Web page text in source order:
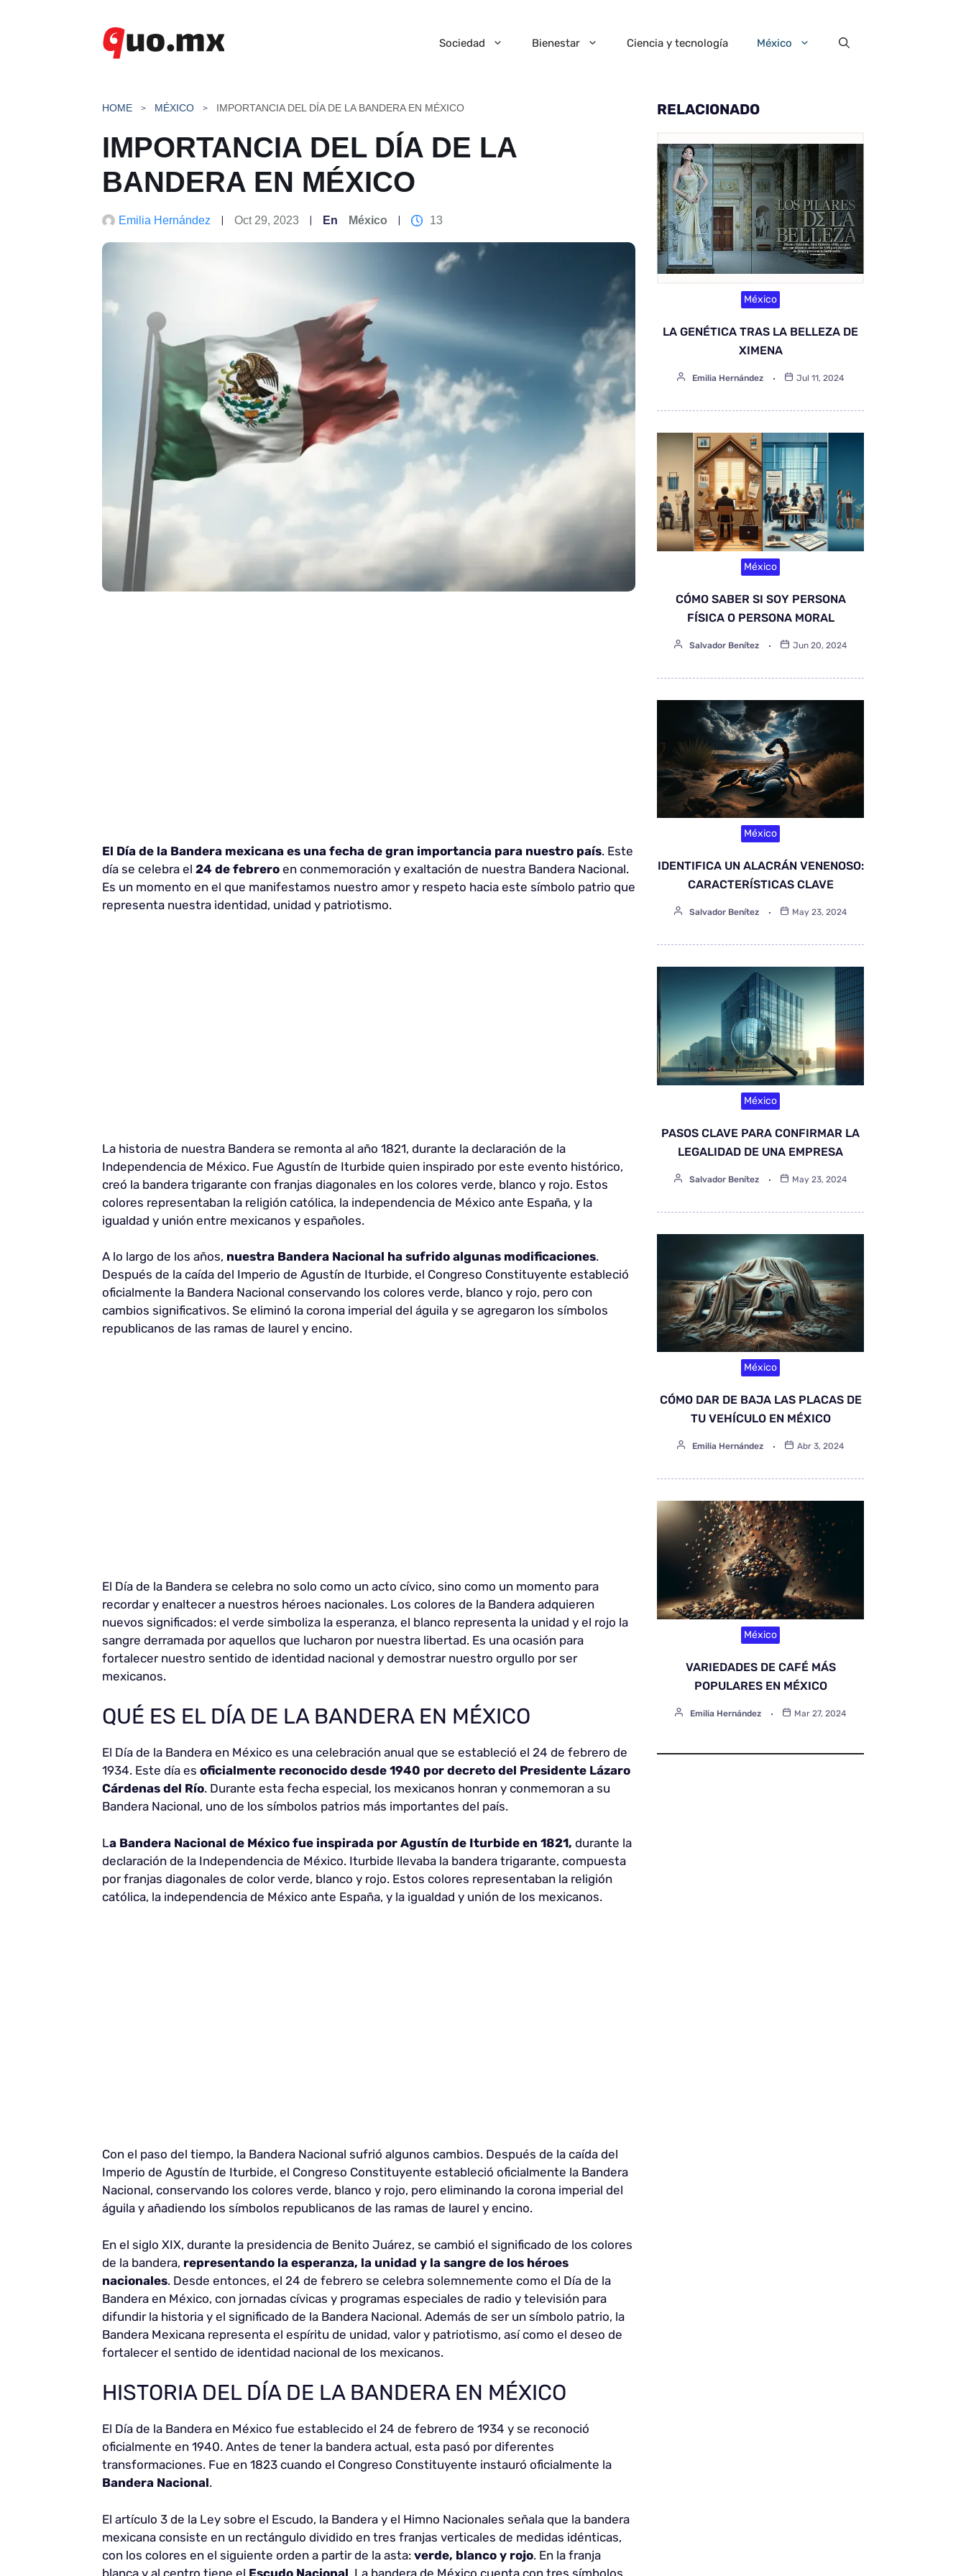
Sociedad Bienestar Ciencia y tecnología México
HOME MÉXICO IMPORTANCIA DEL DÍA DE LA BANDERA EN MÉXICO
IMPORTANCIA DEL DÍA DE LA
BANDERA EN MÉXICO
Emilia Hernández Oct 29, 2023 En México 13
El Día de la Bandera mexicana es una fecha de gran importancia para nuestro país. Este
día se celebra el 24 de febrero en conmemoración y exaltación de nuestra Bandera Nacional.
Es un momento en el que manifestamos nuestro amor y respeto hacia este símbolo patrio que
representa nuestra identidad, unidad y patriotismo.
La historia de nuestra Bandera se remonta al año 1821, durante la declaración de la
Independencia de México. Fue Agustín de Iturbide quien inspirado por este evento histórico,
creó la bandera trigarante con franjas diagonales en los colores verde, blanco y rojo. Estos
colores representaban la religión católica, la independencia de México ante España, y la
igualdad y unión entre mexicanos y españoles.
A lo largo de los años, nuestra Bandera Nacional ha sufrido algunas modificaciones.
Después de la caída del Imperio de Agustín de Iturbide, el Congreso Constituyente estableció
oficialmente la Bandera Nacional conservando los colores verde, blanco y rojo, pero con
cambios significativos. Se eliminó la corona imperial del águila y se agregaron los símbolos
republicanos de las ramas de laurel y encino.
El Día de la Bandera se celebra no solo como un acto cívico, sino como un momento para
recordar y enaltecer a nuestros héroes nacionales. Los colores de la Bandera adquieren
nuevos significados: el verde simboliza la esperanza, el blanco representa la unidad y el rojo la
sangre derramada por aquellos que lucharon por nuestra libertad. Es una ocasión para
fortalecer nuestro sentido de identidad nacional y demostrar nuestro orgullo por ser
mexicanos.
QUÉ ES EL DÍA DE LA BANDERA EN MÉXICO
El Día de la Bandera en México es una celebración anual que se estableció el 24 de febrero de
1934. Este día es oficialmente reconocido desde 1940 por decreto del Presidente Lázaro
Cárdenas del Río. Durante esta fecha especial, los mexicanos honran y conmemoran a su
Bandera Nacional, uno de los símbolos patrios más importantes del país.
La Bandera Nacional de México fue inspirada por Agustín de Iturbide en 1821, durante la
declaración de la Independencia de México. Iturbide llevaba la bandera trigarante, compuesta
por franjas diagonales de color verde, blanco y rojo. Estos colores representaban la religión
católica, la independencia de México ante España, y la igualdad y unión de los mexicanos.
Con el paso del tiempo, la Bandera Nacional sufrió algunos cambios. Después de la caída del
Imperio de Agustín de Iturbide, el Congreso Constituyente estableció oficialmente la Bandera
Nacional, conservando los colores verde, blanco y rojo, pero eliminando la corona imperial del
águila y añadiendo los símbolos republicanos de las ramas de laurel y encino.
En el siglo XIX, durante la presidencia de Benito Juárez, se cambió el significado de los colores
de la bandera, representando la esperanza, la unidad y la sangre de los héroes
nacionales. Desde entonces, el 24 de febrero se celebra solemnemente como el Día de la
Bandera en México, con jornadas cívicas y programas especiales de radio y televisión para
difundir la historia y el significado de la Bandera Nacional. Además de ser un símbolo patrio, la
Bandera Mexicana representa el espíritu de unidad, valor y patriotismo, así como el deseo de
fortalecer el sentido de identidad nacional de los mexicanos.
HISTORIA DEL DÍA DE LA BANDERA EN MÉXICO
El Día de la Bandera en México fue establecido el 24 de febrero de 1934 y se reconoció
oficialmente en 1940. Antes de tener la bandera actual, esta pasó por diferentes
transformaciones. Fue en 1823 cuando el Congreso Constituyente instauró oficialmente la
Bandera Nacional.
El artículo 3 de la Ley sobre el Escudo, la Bandera y el Himno Nacionales señala que la bandera
mexicana consiste en un rectángulo dividido en tres franjas verticales de medidas idénticas,
con los colores en el siguiente orden a partir de la asta: verde, blanco y rojo. En la franja
blanca y al centro tiene el Escudo Nacional . La bandera de México cuenta con tres símbolos
RELACIONADO
México
LA GENÉTICA TRAS LA BELLEZA DE
XIMENA
Emilia Hernández Jul 11, 2024
México
CÓMO SABER SI SOY PERSONA
FÍSICA O PERSONA MORAL
Salvador Benítez Jun 20, 2024
México
IDENTIFICA UN ALACRÁN VENENOSO:
CARACTERÍSTICAS CLAVE
Salvador Benítez May 23, 2024
México
PASOS CLAVE PARA CONFIRMAR LA
LEGALIDAD DE UNA EMPRESA
Salvador Benítez May 23, 2024
México
CÓMO DAR DE BAJA LAS PLACAS DE
TU VEHÍCULO EN MÉXICO
Emilia Hernández Abr 3, 2024
México
VARIEDADES DE CAFÉ MÁS
POPULARES EN MÉXICO
Emilia Hernández Mar 27, 2024